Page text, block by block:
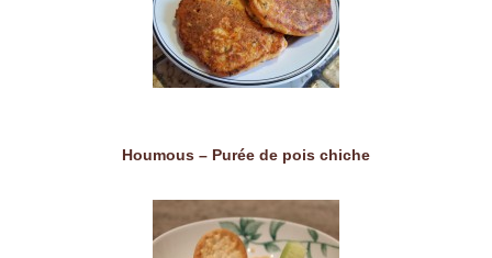
Houmous – Purée de pois chiche